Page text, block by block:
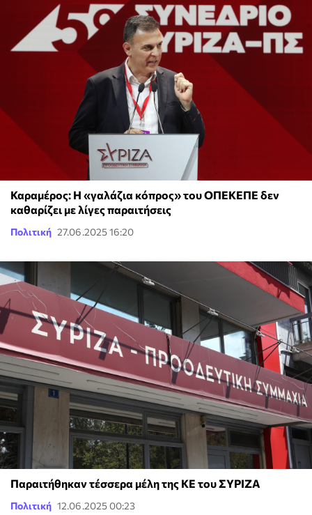
Καραμέρος: Η «γαλάζια κόπρος» του ΟΠΕΚΕΠΕ δεν
καθαρίζει με λίγες παραιτήσεις
Πολιτική 27.06.2025 16:20
Παραιτήθηκαν τέσσερα μέλη της ΚΕ του ΣΥΡΙΖΑ
Πολιτική 12.06.2025 00:23